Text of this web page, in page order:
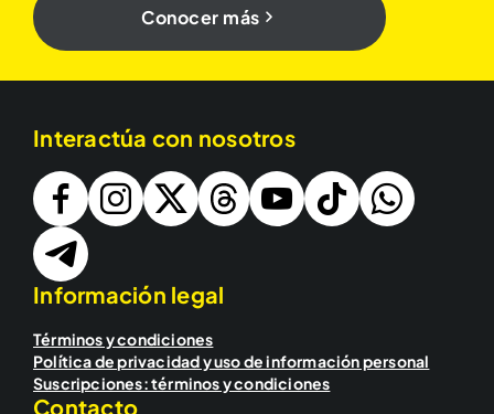
Conocer más
Interactúa con nosotros
Información legal
Términos y condiciones
Política de privacidad y uso de información personal
Suscripciones: términos y condiciones
Contacto